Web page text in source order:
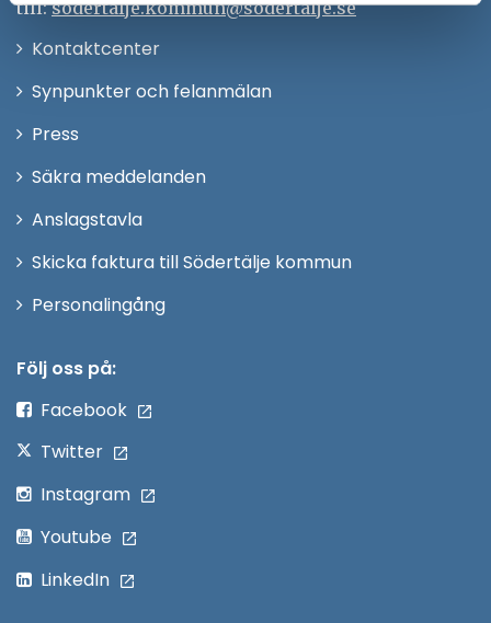
till:sodertalje.kommun@sodertalje.se
KontaktcenterÖppna
Synpunkter och felanmälan
Press
fönster
Säkra meddelanden
Anslagstavla
Skicka faktura till Södertälje kommun
PersonalingångÖppna
Följ oss på:
Facebook
Twitter
Instagram
Youtube
LinkedIn